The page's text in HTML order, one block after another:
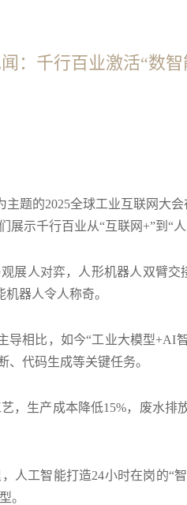
：千行百业激活“数智
主题的2025全球工业互联网大
展示千行百业从“互联网+”到“
展人对弈，人形机器人双臂
机器人令人称奇。
导相比，如今“工业大模型+AI
、代码生成等关键任务。
，生产成本降低15%，废水排
人工智能打造24小时在岗的“
。